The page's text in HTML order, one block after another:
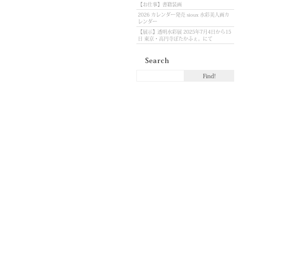
【お仕事】書籍装画
2026 カレンダー発売 sioux 水彩美人画カ
レンダー
【展示】透明水彩展 2025年7月4日から15
日 東京・高円寺ぽたかふぇ。にて
Search